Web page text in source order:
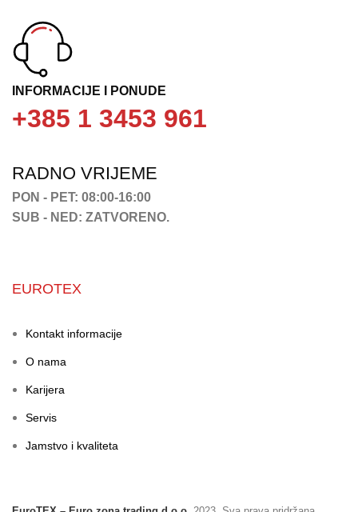
INFORMACIJE I PONUDE
+385 1 3453 961
RADNO VRIJEME
PON - PET: 08:00-16:00
SUB - NED: ZATVORENO.
EUROTEX
Kontakt informacije
O nama
Karijera
Servis
Jamstvo i kvaliteta